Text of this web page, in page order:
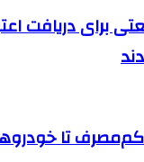
برای دریافت
تا